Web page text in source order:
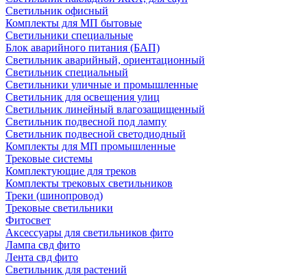
Светильник офисный
Комплекты для МП бытовые
Светильники специальные
Блок аварийного питания (БАП)
Светильник аварийный, ориентационный
Светильник специальный
Светильники уличные и промышленные
Светильник для освещения улиц
Светильник линейный влагозащищенный
Светильник подвесной под лампу
Светильник подвесной светодиодный
Комплекты для МП промышленные
Трековые системы
Комплектующие для треков
Комплекты трековых светильников
Треки (шинопровод)
Трековые светильники
Фитосвет
Аксессуары для светильников фито
Лампа свд фито
Лента свд фито
Светильник для растений